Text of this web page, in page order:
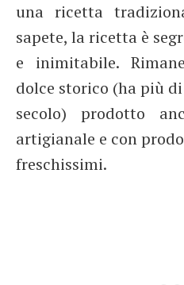
una ricetta
sapete, la ricetta è
e inimitabile.
dolce storico (ha più di
secolo) prodotto
artigianale e con
freschissimi.